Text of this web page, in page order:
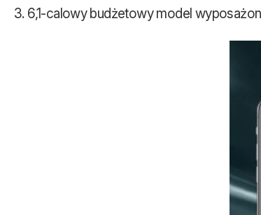
6,1-calowy budżetowy model